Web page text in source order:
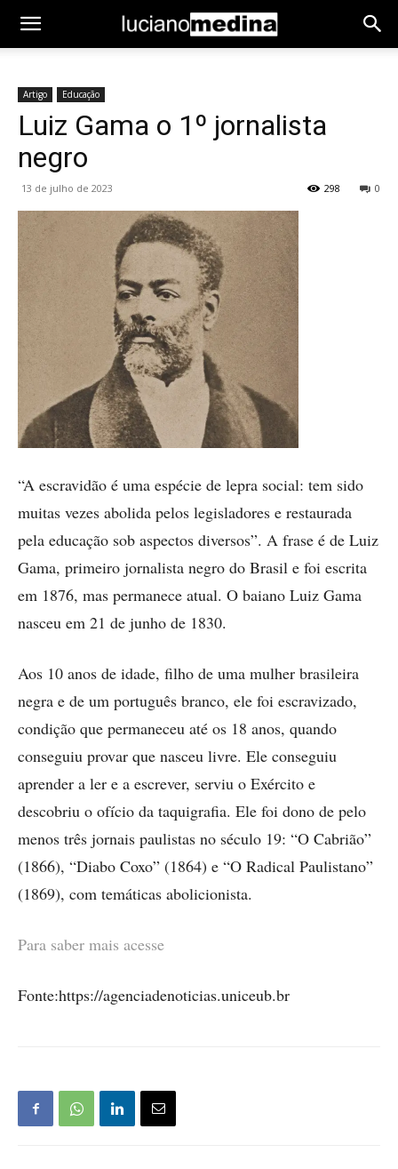
Artigo Educação
Luiz Gama o 1º jornalista
negro
13 de julho de 2023 0
298
“A escravidão é uma espécie de lepra social: tem sido
muitas vezes abolida pelos legisladores e restaurada
pela educação sob aspectos diversos”. A frase é de Luiz
Gama, primeiro jornalista negro do Brasil e foi escrita
em 1876, mas permanece atual. O baiano Luiz Gama
nasceu em 21 de junho de 1830.
Aos 10 anos de idade, filho de uma mulher brasileira
negra e de um português branco, ele foi escravizado,
condição que permaneceu até os 18 anos, quando
conseguiu provar que nasceu livre. Ele conseguiu
aprender a ler e a escrever, serviu o Exército e
descobriu o ofício da taquigrafia. Ele foi dono de pelo
menos três jornais paulistas no século 19: “O Cabrião”
(1866), “Diabo Coxo” (1864) e “O Radical Paulistano”
(1869), com temáticas abolicionista.
Para saber mais acesse
Fonte:https://agenciadenoticias.uniceub.br